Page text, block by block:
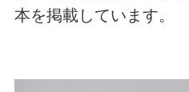
本を掲載しています。